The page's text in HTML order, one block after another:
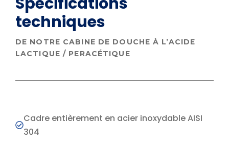
techniques
DE NOTRE CABINE DE DOUCHE À L’ACIDE
LACTIQUE / PERACÉTIQUE
Cadre entièrement en acier inoxydable AISI
304